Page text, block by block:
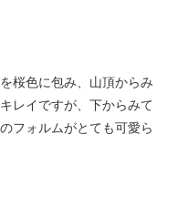
桜色に包み、山頂からみ
レイですが、下からみて
フォルムがとても可愛ら